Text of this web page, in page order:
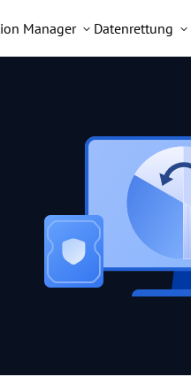
Manager Datenrettung